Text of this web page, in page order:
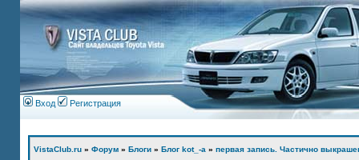
Вход Регистрация
VistaClub.ru » Форум » Блоги » Блог kot_-а » первая запись. Частично